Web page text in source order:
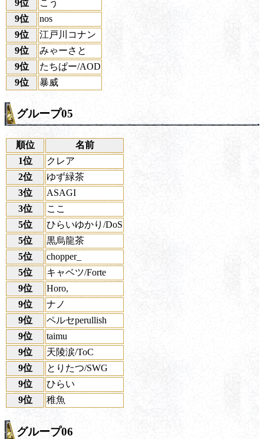
9位
こう
9位
nos
9位
江戸川コナン
9位
みゃーさと
9位
たちぱー/AOD
9位
暴威
グループ05
順位
名前
1位
クレア
2位
ゆず緑茶
3位
ASAGI
3位
ここ
5位
ひらいゆかり/DoS
5位
黒烏龍茶
5位
chopper_
5位
キャベツ/Forte
9位
Horo,
9位
ナノ
9位
ペルセperullish
9位
taimu
9位
天陵涙/ToC
9位
とりたつ/SWG
9位
ひらい
9位
稚魚
グループ06